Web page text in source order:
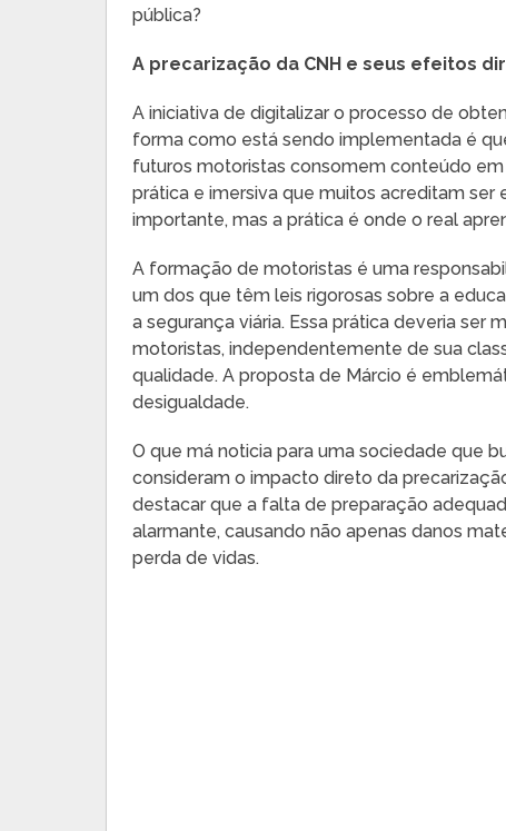
pública?
A precarização da CNH e seus efeitos
A iniciativa de digitalizar o processo de
forma como está sendo implementada é
futuros motoristas consomem conteúdo
prática e imersiva que muitos acreditam
importante, mas a prática é onde o real
A formação de motoristas é uma
um dos que têm leis rigorosas sobre a
a segurança viária. Essa prática deveria ser
motoristas, independentemente de sua
qualidade. A proposta de Márcio é
desigualdade.
O que má noticia para uma sociedade que
consideram o impacto direto da
destacar que a falta de preparação
alarmante, causando não apenas danos
perda de vidas.